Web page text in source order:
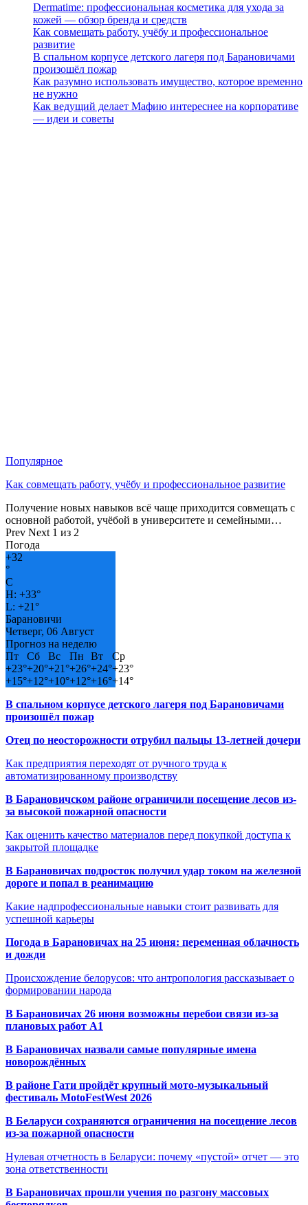
Dermatime: профессиональная косметика для ухода за
кожей — обзор бренда и средств
Как совмещать работу, учёбу и профессиональное
развитие
В спальном корпусе детского лагеря под Барановичами
произошёл пожар
Как разумно использовать имущество, которое временно
не нужно
Как ведущий делает Мафию интереснее на корпоративе
— идеи и советы
Популярное
Как совмещать работу, учёбу и профессиональное развитие
Получение новых навыков всё чаще приходится совмещать с
основной работой, учёбой в университете и семейными…
Prev Next 1 из 2
Погода
+32
°
C
H: +33°
L: +21°
Барановичи
Четверг, 06 Август
Прогноз на неделю
Пт
Сб Вс Пн Вт
Ср
+23°+20°+21°+26°+24°+23°
+15°+12°+10°+12°+16°+14°
В спальном корпусе детского лагеря под Барановичами
произошёл пожар
Отец по неосторожности отрубил пальцы 13-летней дочери
Как предприятия переходят от ручного труда к
автоматизированному производству
В Барановичском районе ограничили посещение лесов из-
за высокой пожарной опасности
Как оценить качество материалов перед покупкой доступа к
закрытой площадке
В Барановичах подросток получил удар током на железной
дороге и попал в реанимацию
Какие надпрофессиональные навыки стоит развивать для
успешной карьеры
Погода в Барановичах на 25 июня: переменная облачность
и дожди
Происхождение белорусов: что антропология рассказывает о
формировании народа
В Барановичах 26 июня возможны перебои связи из-за
плановых работ A1
В Барановичах назвали самые популярные имена
новорождённых
В районе Гати пройдёт крупный мото-музыкальный
фестиваль MotoFestWest 2026
В Беларуси сохраняются ограничения на посещение лесов
из-за пожарной опасности
Нулевая отчетность в Беларуси: почему «пустой» отчет — это
зона ответственности
В Барановичах прошли учения по разгону массовых